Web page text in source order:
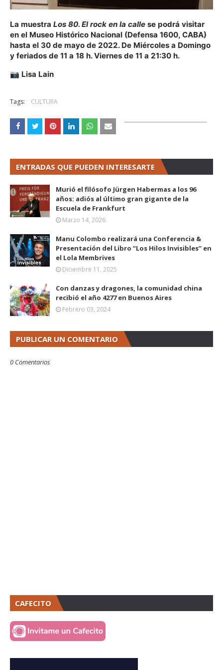
La muestra Los 80. El rock en la calle se podrá visitar
en el Museo Histórico Nacional (Defensa 1600, CABA)
hasta el 30 de mayo de 2022. De Miércoles a Domingo
y feriados de 11 a 18 h. Viernes de 11 a 21:30 h.
📷 Lisa Lain
Tags: CULTURA
ENTRADAS QUE PUEDEN INTERESARTE
Murió el filósofo Jürgen Habermas a los 96
años: adiós al último gran gigante de la
Escuela de Frankfurt
Marzo 14, 2026
Manu Colombo realizará una Conferencia &
Presentación del Libro “Los Hilos Invisibles” en
el Lola Membrives
Diciembre 11, 2025
Con danzas y dragones, la comunidad china
recibió el año 4277 en Buenos Aires
Febrero 03, 2024
PUBLICAR UN COMENTARIO
0 Comentarios
CAFECITO